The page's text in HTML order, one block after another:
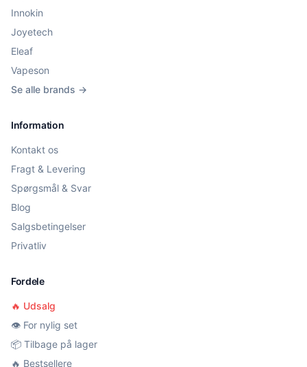
Innokin
Joyetech
Eleaf
Vapeson
Se alle brands →
Information
Kontakt os
Fragt & Levering
Spørgsmål & Svar
Blog
Salgsbetingelser
Privatliv
Fordele
🔥 Udsalg
👁️ For nylig set
📦 Tilbage på lager
🔥 Bestsellere